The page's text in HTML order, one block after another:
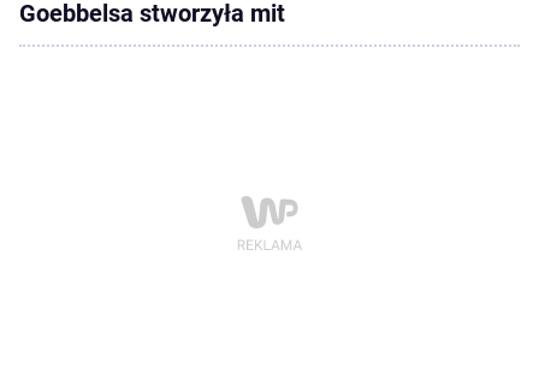
Goebbelsa stworzyła mit